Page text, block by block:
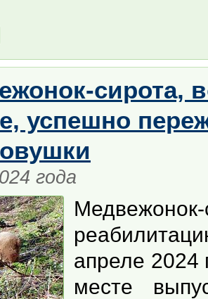
сирота,
успешно
года
апреле 2024
месте